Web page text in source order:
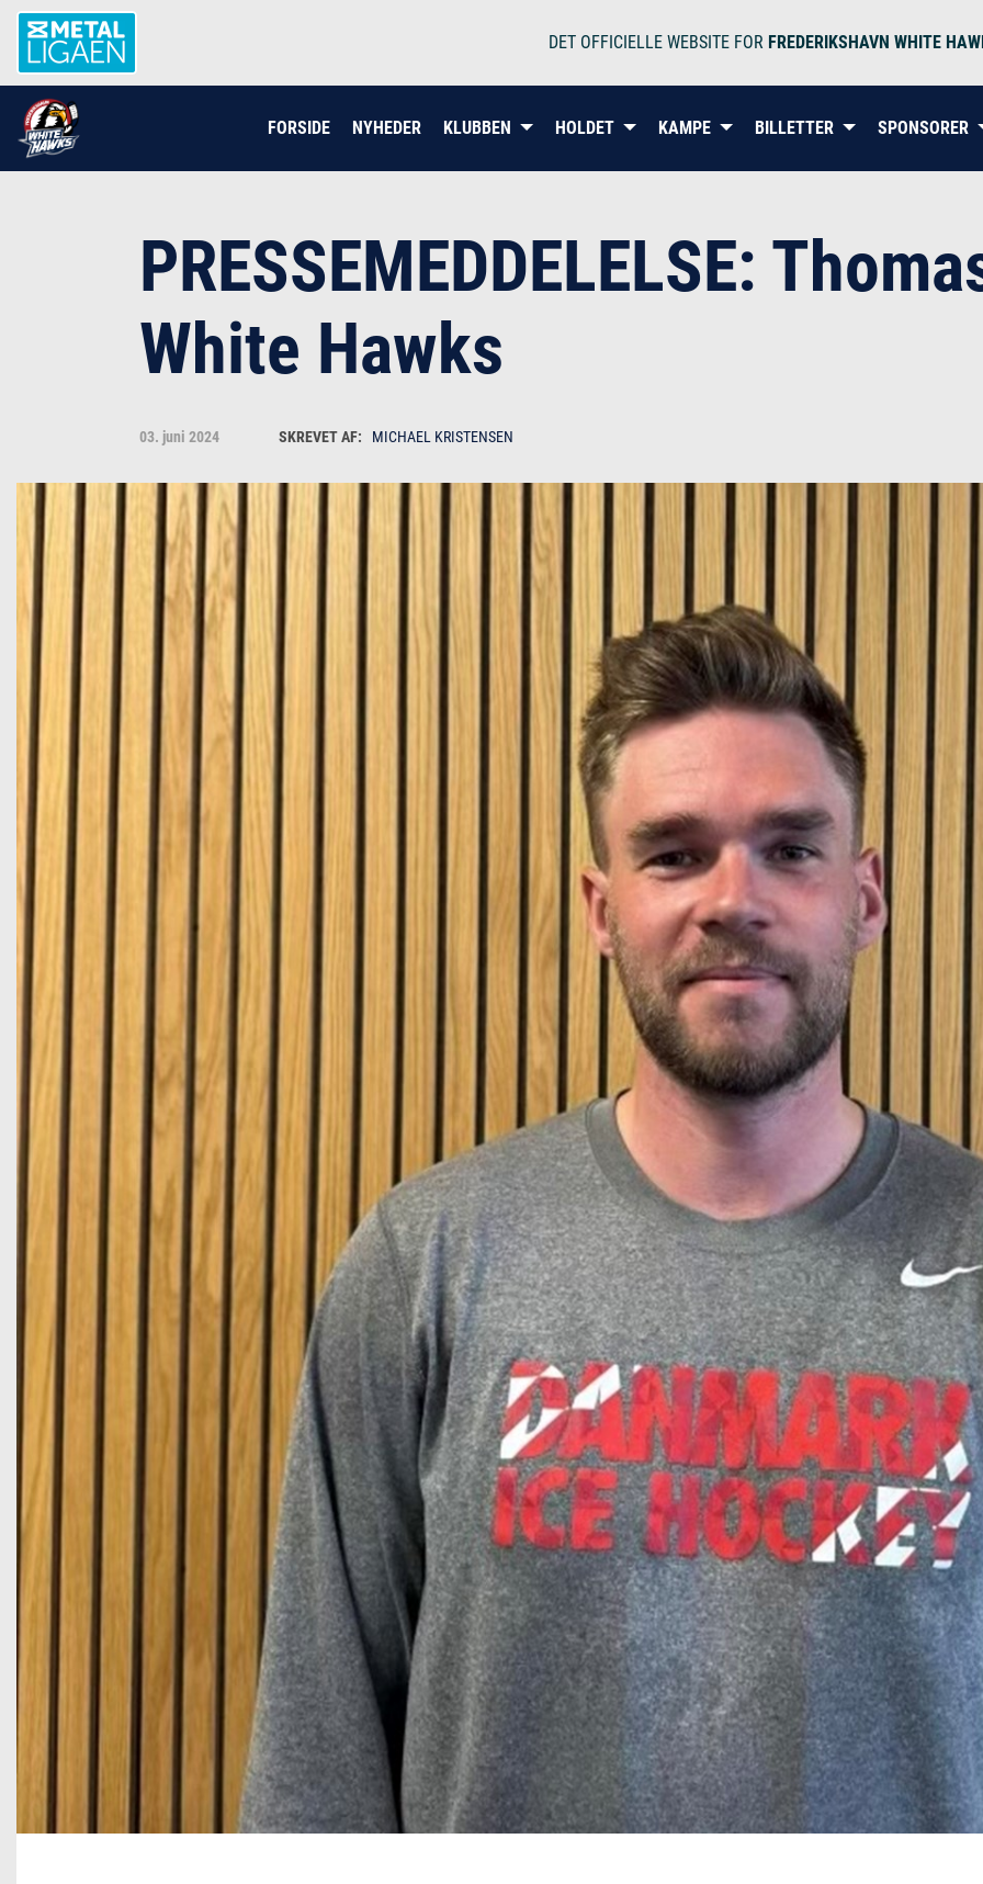
DET OFFICIELLE WEBSITE FOR FREDERIKSHAVN WHITE
FORSIDE NYHEDER KLUBBEN HOLDET KAMPE BILLETTER SPONSORER
PRESSEMEDDELELSE:
White Hawks
03. juni 2024 MICHAEL KRISTENSEN